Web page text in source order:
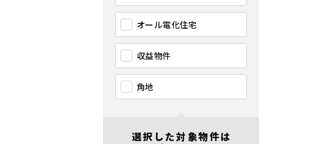
オール電化住宅
収益物件
角地
選択した対象物件は